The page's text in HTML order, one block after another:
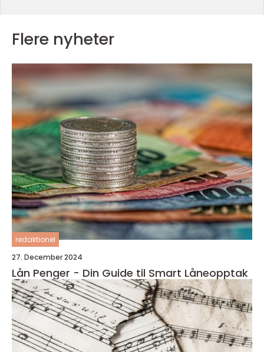
Flere nyheter
redaktionel
27. December 2024
Lån Penger - Din Guide til Smart Låneopptak